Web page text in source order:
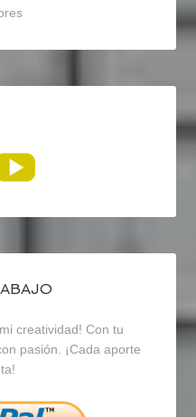
creatividad! Con tu
pasión. ¡Cada aporte